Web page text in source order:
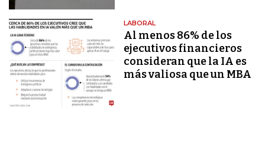
LABORAL
Al menos 86% de los
ejecutivos financieros
consideran que la IA es
más valiosa que un MBA